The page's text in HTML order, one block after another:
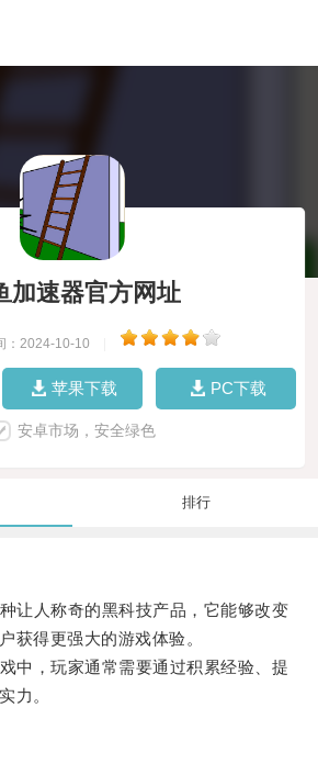
加速器官方网址
：2024-10-10
苹果下载 PC下载
安卓市场，安全绿色
排行
人称奇的黑科技产品，它能够改变
获得更强大的游戏体验。
，玩家通常需要通过积累经验、提
力。